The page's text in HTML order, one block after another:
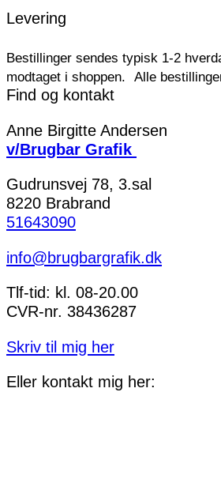
Levering
Bestillinger sendes typisk 1-2
modtaget i shoppen. Alle
Find og kontakt
Anne Birgitte Andersen
v/Brugbar Grafik
Gudrunsvej 78, 3.sal
8220 Brabrand
51643090
info@brugbargrafik.dk
Tlf-tid: kl. 08-20.00
CVR-nr. 38436287
Skriv til mig her
Eller kontakt mig her: